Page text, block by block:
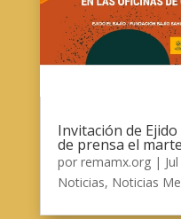
Invitación de
de prensa el
por remamx.org|
Noticias, Noticias